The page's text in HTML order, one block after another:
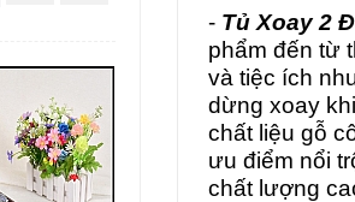
- Tủ Xoay 2
phẩm đến từ
và tiệc ích
dừng xoay
chất liệu gỗ
ưu điểm nổi
chất lượng